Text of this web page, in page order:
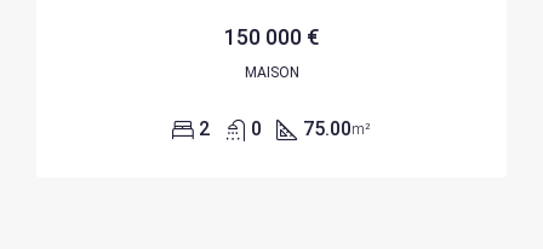
150 000 €
MAISON
2 0 75.00m²